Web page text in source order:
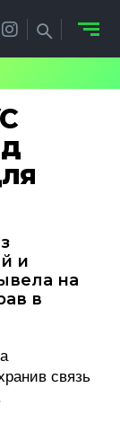
и
на
в
связь